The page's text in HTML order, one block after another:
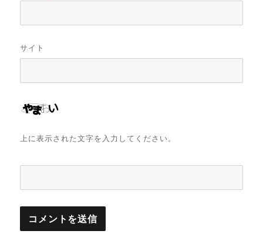
サイト
上に表示された文字を入力してください。